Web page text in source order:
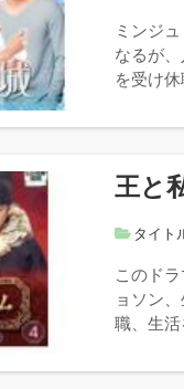
ミンジ
なるが
を受け
王と
タイト
このド
ョソン
職、生